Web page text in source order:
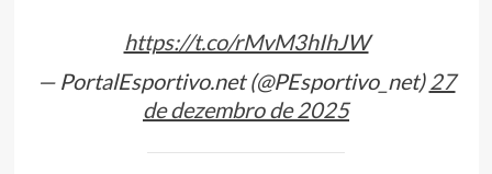
https://t.co/rMvM3hIhJW
— PortalEsportivo.net (@PEsportivo_net)27
de dezembro de 2025